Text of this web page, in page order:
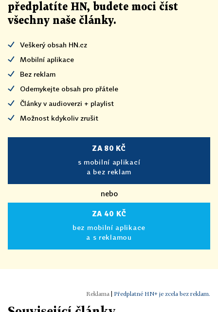
předplatíte HN, budete moci číst
všechny naše články.
Veškerý obsah HN.cz
Mobilní aplikace
Bez reklam
Odemykejte obsah pro přátele
Články v audioverzi + playlist
Možnost kdykoliv zrušit
ZA 80 KČ
s mobilní aplikací
a bez reklam
nebo
ZA 40 KČ
bez mobilní aplikace
a s reklamou
Předplatné HN+ je zcela bez reklam.